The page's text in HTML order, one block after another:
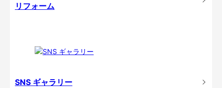
リフォーム
SNS ギャラリー